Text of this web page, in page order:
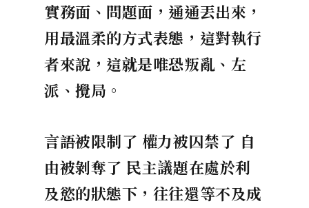
實務面、問題面， 通通丟出來，
用最溫柔的方式表態，這對執行
者來說，這就是唯恐叛亂、左
派、攪局。
言語被限制了 權力被囚禁了 自
由被剝奪了 民主議題在處於利
及慾的狀態下，往往還等不及成